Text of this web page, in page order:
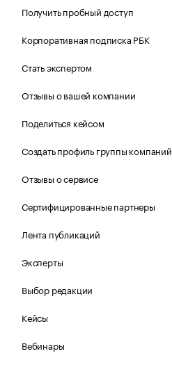
Получить пробный доступ
Корпоративная подписка РБК
Стать экспертом
Отзывы о вашей компании
Поделиться кейсом
Создать профиль группы компаний
Отзывы о сервисе
Сертифицированные партнеры
Лента публикаций
Эксперты
Выбор редакции
Кейсы
Вебинары